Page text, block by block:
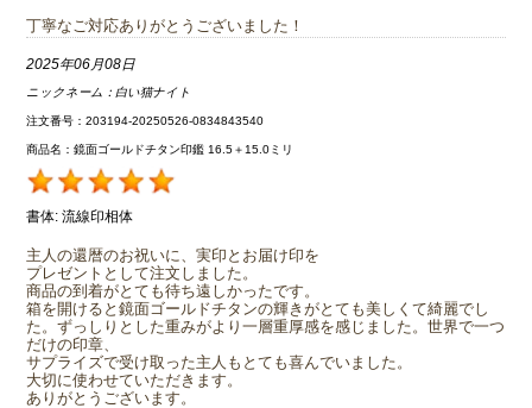
丁寧なご対応ありがとうございました！
2025年06月08日
ニックネーム： 白い猫ナイト
注文番号：203194-20250526-0834843540
商品名：鏡面ゴールドチタン印鑑 16.5＋15.0ミリ
書体: 流線印相体
主人の還暦のお祝いに、実印とお届け印を
プレゼントとして注文しました。
商品の到着がとても待ち遠しかったです。
箱を開けると鏡面ゴールドチタンの輝きがとても美しくて綺麗でし
た。ずっしりとした重みがより一層重厚感を感じました。世界で一つ
だけの印章、
サプライズで受け取った主人もとても喜んでいました。
大切に使わせていただきます。
ありがとうございます。